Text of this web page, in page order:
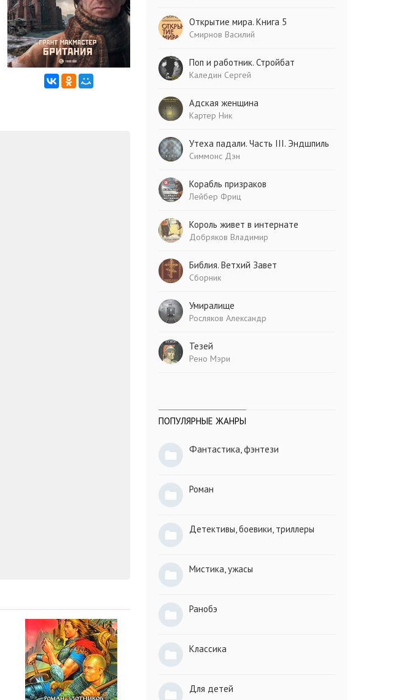
15:07
10:34
16:07
32:13
12:44
15:15
Открытие мира. Книга 5
Смирнов Василий
Поп и работник. Стройбат
Каледин Сергей
Адская женщина
Картер Ник
Утеха падали. Часть III. Эндшпиль
Симмонс Дэн
Корабль призраков
Лейбер Фриц
Король живет в интернате
Добряков Владимир
Библия. Ветхий Завет
Сборник
Умиралище
Росляков Александр
Тезей
Рено Мэри
ПОПУЛЯРНЫЕ ЖАНРЫ
Фантастика, фэнтези
Роман
Детективы, боевики, триллеры
Мистика, ужасы
Ранобэ
Классика
Для детей